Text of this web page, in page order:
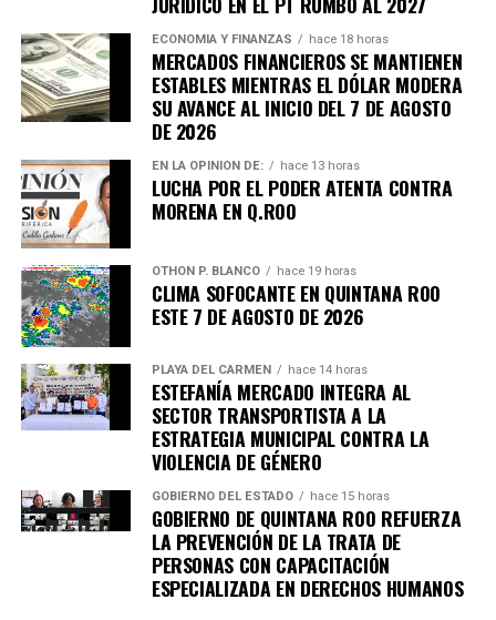
Recibe las noticias al instante
Únete al canal oficial de WhatsApp de
Quinto Podery recibe las noticias más
importantes de Quintana Roo directamente
en tu teléfono.
Unirme al canal de WhatsApp
ECONOMÍA Y FINANZAS hace 18 horas
MERCADOS FINANCIEROS SE MANTIENEN
ESTABLES MIENTRAS EL DÓLAR MODERA
SU AVANCE AL INICIO DEL 7 DE AGOSTO
DE 2026
EN LA OPINIÓN DE: hace 13 horas
LUCHA POR EL PODER ATENTA CONTRA
MORENA EN Q.ROO
OTHON P. BLANCO hace 19 horas
CLIMA SOFOCANTE EN QUINTANA ROO
ESTE 7 DE AGOSTO DE 2026
PLAYA DEL CARMEN hace 14 horas
ESTEFANÍA MERCADO INTEGRA AL
SECTOR TRANSPORTISTA A LA
ESTRATEGIA MUNICIPAL CONTRA LA
VIOLENCIA DE GÉNERO
GOBIERNO DEL ESTADO hace 15 horas
GOBIERNO DE QUINTANA ROO REFUERZA
LA PREVENCIÓN DE LA TRATA DE
PERSONAS CON CAPACITACIÓN
ESPECIALIZADA EN DERECHOS HUMANOS